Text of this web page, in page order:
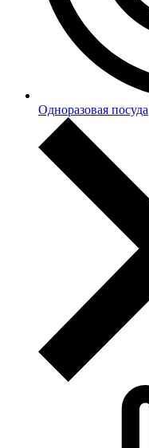
Одноразовая посуда